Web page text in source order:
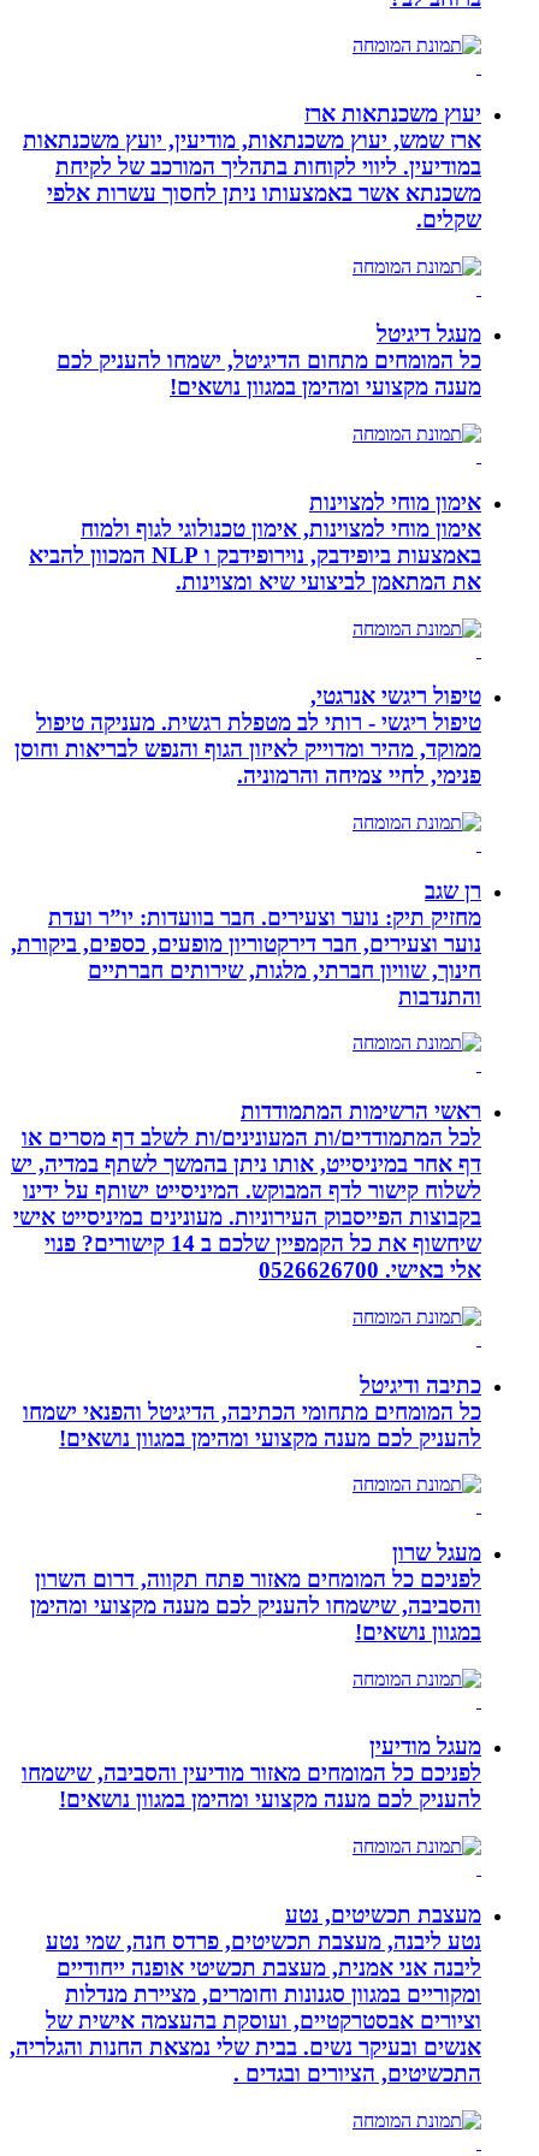
יעוץ משכנתאות ארז
ארז שמש, יעוץ משכנתאות, מודיעין, יועץ משכנתאות
במודיעין. ליווי לקוחות בתהליך המורכב של לקיחת
משכנתא אשר באמצעותו ניתן לחסוך עשרות אלפי
שקלים.
מעגל דיגיטל
כל המומחים מתחום הדיגיטל, ישמחו להעניק לכם
מענה מקצועי ומהימן במגוון נושאים!
אימון מוחי למצוינות
אימון מוחי למצוינות, אימון טכנולוגי לגוף ולמוח
באמצעות ביופידבק, נוירופידבק ו NLP המכוון להביא
את המתאמן לביצועי שיא ומצוינות.
טיפול ריגשי אנרגטי,
טיפול ריגשי - רותי לב מטפלת רגשית. מעניקה טיפול
ממוקד, מהיר ומדוייק לאיזון הגוף והנפש לבריאות וחוסן
פנימי, לחיי צמיחה והרמוניה.
רן שגב
מחזיק תיק: נוער וצעירים. חבר בוועדות: יו”ר ועדת
נוער וצעירים, חבר דירקטוריון מופעים, כספים, ביקורת,
חינוך, שוויון חברתי, מלגות, שירותים חברתיים
והתנדבות
ראשי הרשימות המתמודדות
לכל המתמודדים/ות המעונינים/ות לשלב דף מסרים או
דף אחר במיניסייט, אותו ניתן בהמשך לשתף במדיה, יש
לשלוח קישור לדף המבוקש. המיניסייט ישותף על ידינו
בקבוצות הפייסבוק העירוניות. מעונינים במיניסייט אישי
שיחשוף את כל הקמפיין שלכם ב 14 קישורים? פנוי
אלי באישי. 0526626700
כתיבה ודיגיטל
כל המומחים מתחומי הכתיבה, הדיגיטל והפנאי ישמחו
להעניק לכם מענה מקצועי ומהימן במגוון נושאים!
מעגל שרון
לפניכם כל המומחים מאזור פתח תקווה, דרום השרון
והסביבה, שישמחו להעניק לכם מענה מקצועי ומהימן
במגוון נושאים!
מעגל מודיעין
לפניכם כל המומחים מאזור מודיעין והסביבה, שישמחו
להעניק לכם מענה מקצועי ומהימן במגוון נושאים!
מעצבת תכשיטים, נטע
נטע ליבנה, מעצבת תכשיטים, פרדס חנה, שמי נטע
ליבנה אני אמנית, מעצבת תכשיטי אופנה ייחודיים
ומקוריים במגוון סגנונות וחומרים, מציירת מנדלות
וציורים אבסטרקטיים, ועוסקת בהעצמה אישית של
אנשים ובעיקר נשים. בבית שלי נמצאת החנות והגלריה,
התכשיטים, הציורים ובגדים .